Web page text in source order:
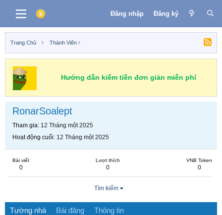
Đăng nhập Đăng ký
Trang Chủ Thành Viên
Hướng dẫn kiếm tiền đơn giản miễn phí
RonarSoalept
Tham gia 12 Tháng một 2025
Hoạt động cuối 12 Tháng một 2025
Bài viết
0
Lượt thích
0
VNB Token
0
Tìm kiếm
Tường nhà Bài đăng Thông tin